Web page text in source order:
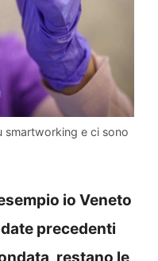
smartworking e ci sono
io Veneto
precedenti